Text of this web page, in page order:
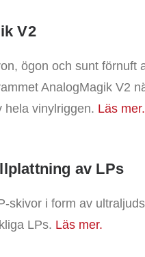
V2
ögon och sunt förnuft
AnalogMagik V2
hela vinylriggen. Läs mer.
av LPs
skivor i form av
LPs. Läs mer.